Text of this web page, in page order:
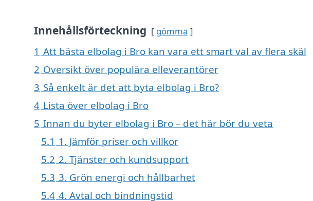
Innehållsförteckning gömma
1 Att bästa elbolag i Bro kan vara ett smart val av flera skäl
2 Översikt över populära elleverantörer
3 Så enkelt är det att byta elbolag i Bro?
4 Lista över elbolag i Bro
5 Innan du byter elbolag i Bro – det här bör du veta
5.1 1. Jämför priser och villkor
5.2 2. Tjänster och kundsupport
5.3 3. Grön energi och hållbarhet
5.4 4. Avtal och bindningstid